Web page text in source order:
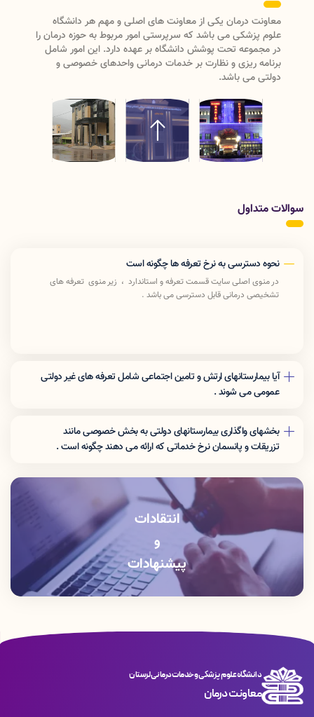
معاونت درمان دانشگاه علوم پزشکی لرستان دارای دو واحد
مدیریتی (مدیریت نظارت و اعتبار بخشی ، مدیریت بیماریها و
مراکز تشخیصی درمانی)ودارای سه
اداره(پرستاری،امورآزمایشگاههاو تعرفه و استاندارد) می باشد که با
ریاست معاون درمان رسیدگی به امور درمان دانشگاه علوم
سوالات متداول
نحوه دسترسی به نرخ تعرفه ها چگونه است
در منوی اصلی سایت قسمت تعرفه و استاندارد ، زیر منوی تعرفه های
تشخیصی درمانی قابل دسترسی می باشد .
آیا بیمارستانهای ارتش و تامین اجتماعی شامل تعرفه های غیر دولتی
عمومی می شوند .
بخشهای واگذاری بیمارستانهای دولتی به بخش خصوصی مانند
تزریقات و پانسمان نرخ خدماتی که اراِئه می دهند چگونه است .
انتقادات
و
پیشنهادات
دانشگاه علوم پزشکی و خدمات درمانی لرستان
معاونت درمان